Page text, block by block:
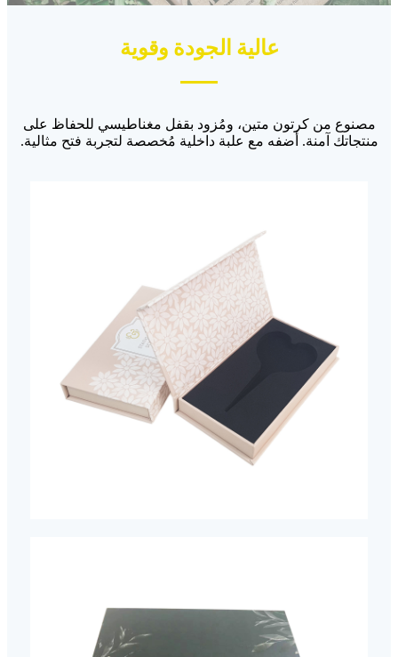
عالية الجودة وقوية
مصنوع من كرتون متين، ومُزود بقفل مغناطيسي للحفاظ على
منتجاتك آمنة. أضفه مع علبة داخلية مُخصصة لتجربة فتح مثالية.